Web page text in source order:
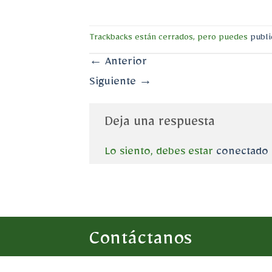
Trackbacks están cerrados, pero puedes
← Anterior
Siguiente →
Deja una respuesta
Lo siento, debes estar conectado
Contáctanos